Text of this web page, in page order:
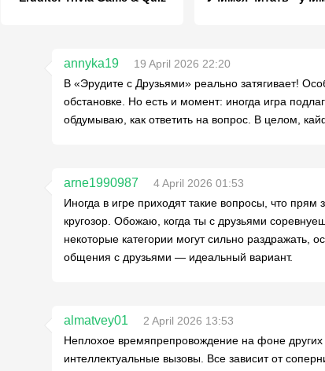
annyka19
19 April 2026 22:20
В «Эрудите с Друзьями» реально затягивает!
обстановке. Но есть и момент: иногда игра
обдумываю, как ответить на вопрос. В целом,
arne1990987
4 April 2026 01:53
Иногда в игре приходят такие вопросы, что
кругозор. Обожаю, когда ты с друзьями
некоторые категории могут сильно
общения с друзьями — идеальный вариант.
almatvey01
2 April 2026 13:53
Неплохое времяпрепровождение на фоне
интеллектуальные вызовы. Все зависит от